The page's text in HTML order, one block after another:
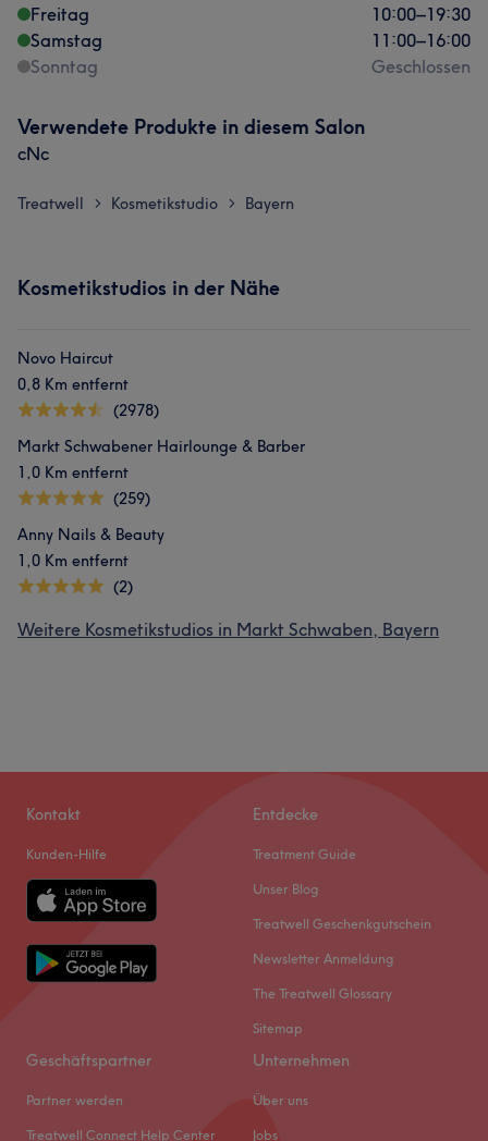
Freitag
10:00–19:30
Samstag
11:00–16:00
Sonntag
Geschlossen
Verwendete Produkte in diesem Salon
cNc
Treatwell > Kosmetikstudio > Bayern
Kosmetikstudios in der Nähe
Novo Haircut
0,8 Km entfernt
(2978)
Markt Schwabener Hairlounge & Barber
1,0 Km entfernt
(259)
Anny Nails & Beauty
1,0 Km entfernt
(2)
Weitere Kosmetikstudios in Markt Schwaben, Bayern
Kontakt
Kunden-Hilfe
Entdecke
Treatment Guide
Unser Blog
Treatwell Geschenkgutschein
Newsletter Anmeldung
The Treatwell Glossary
Sitemap
Geschäftspartner
Partner werden
Treatwell Connect Help Center
Unternehmen
Über uns
Jobs